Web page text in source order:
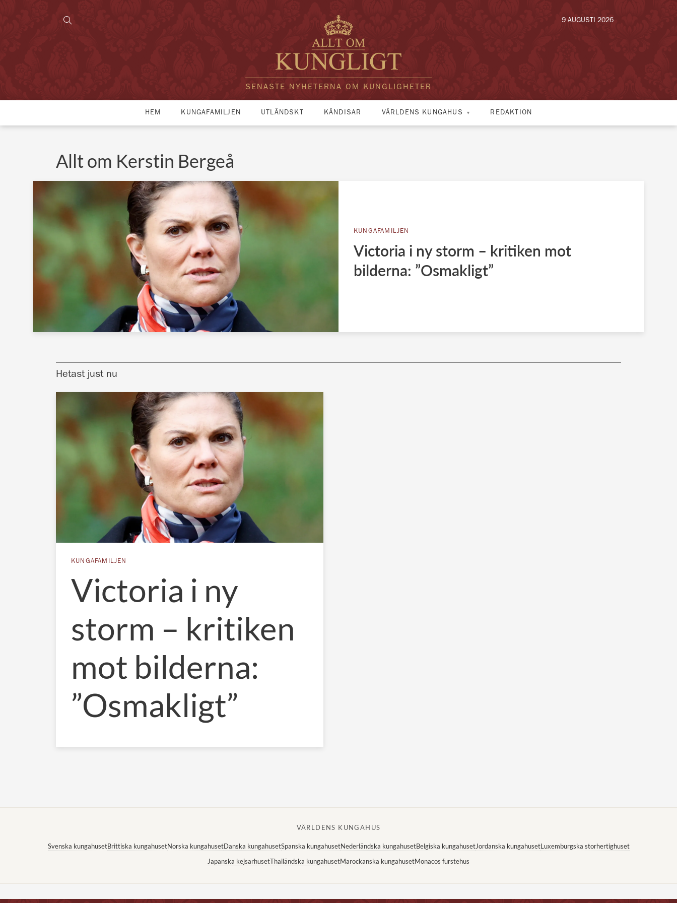
SENASTE NYHETERNA OM KUNGLIGHETER
9 AUGUSTI 2026
HEM KUNGAFAMILJEN UTLÄNDSKT KÄNDISAR VÄRLDENS KUNGAHUS REDAKTION
Allt om Kerstin Bergeå
KUNGAFAMILJEN
Victoria i ny storm – kritiken mot
bilderna: ”Osmakligt”
Hetast just nu
KUNGAFAMILJEN
Victoria i ny
storm – kritiken
mot bilderna:
”Osmakligt”
VÄRLDENS KUNGAHUS
Svenska kungahusetBrittiska kungahusetNorska kungahusetDanska kungahusetSpanska kungahusetNederländska kungahusetBelgiska kungahusetJordanska kungahusetLuxemburgska storhertighuset
Japanska kejsarhusetThailändska kungahusetMarockanska kungahusetMonacos furstehus